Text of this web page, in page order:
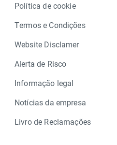
Política de cookie
Termos e Condições
Website Disclamer
Alerta de Risco
Informação legal
Notícias da empresa
Livro de Reclamações